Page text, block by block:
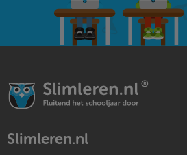
Slimleren.nl